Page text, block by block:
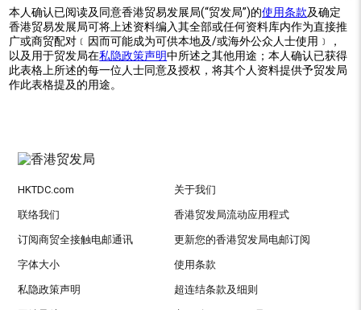
本人确认已阅读及同意香港贸易发展局(“贸发局”)的使用条款及确定
香港贸易发展局可将上述资料编入其全部或任何资料库内作为直接推
广或商贸配对﹝因而可能成为可供本地及/或海外公众人士使用﹞，
以及用于贸发局在私隐政策声明中所述之其他用途；本人确认已获得
此表格上所述的每一位人士同意及授权，将其个人资料提供予贸发局
作此表格提及的用途。
HKTDC.com 关于我们
联络我们 香港贸发局流动应用程式
订阅商贸全接触电邮通讯 更新您的香港贸发局电邮订阅
字体大小 使用条款
私隐政策声明 超连结条款及细则